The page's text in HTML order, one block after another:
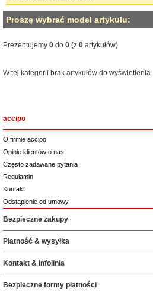
Proszę wybrać model artykułu:
Prezentujemy 0 do 0 (z 0 artykułów)
W tej kategorii brak artykułów do wyświetlenia.
accipo
O firmie accipo
Opinie klientów o nas
Często zadawane pytania
Regulamin
Kontakt
Odstąpienie od umowy
Bezpieczne zakupy
Płatność & wysyłka
Kontakt & infolinia
Bezpieczne formy płatności